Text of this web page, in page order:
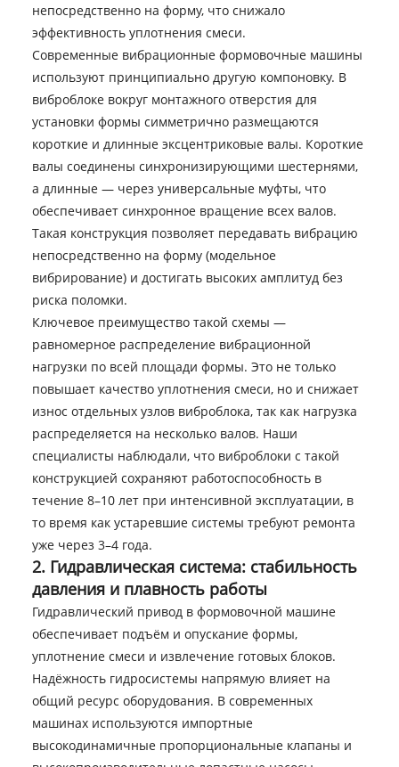
непосредственно на форму, что снижало
эффективность уплотнения смеси.
Современные вибрационные формовочные машины
используют принципиально другую компоновку. В
виброблоке вокруг монтажного отверстия для
установки формы симметрично размещаются
короткие и длинные эксцентриковые валы. Короткие
валы соединены синхронизирующими шестернями,
а длинные — через универсальные муфты, что
обеспечивает синхронное вращение всех валов.
Такая конструкция позволяет передавать вибрацию
непосредственно на форму (модельное
вибрирование) и достигать высоких амплитуд без
риска поломки.
Ключевое преимущество такой схемы —
равномерное распределение вибрационной
нагрузки по всей площади формы. Это не только
повышает качество уплотнения смеси, но и снижает
износ отдельных узлов виброблока, так как нагрузка
распределяется на несколько валов. Наши
специалисты наблюдали, что виброблоки с такой
конструкцией сохраняют работоспособность в
течение 8–10 лет при интенсивной эксплуатации, в
то время как устаревшие системы требуют ремонта
уже через 3–4 года.
2. Гидравлическая система: стабильность
давления и плавность работы
Гидравлический привод в формовочной машине
обеспечивает подъём и опускание формы,
уплотнение смеси и извлечение готовых блоков.
Надёжность гидросистемы напрямую влияет на
общий ресурс оборудования. В современных
машинах используются импортные
высокодинамичные пропорциональные клапаны и